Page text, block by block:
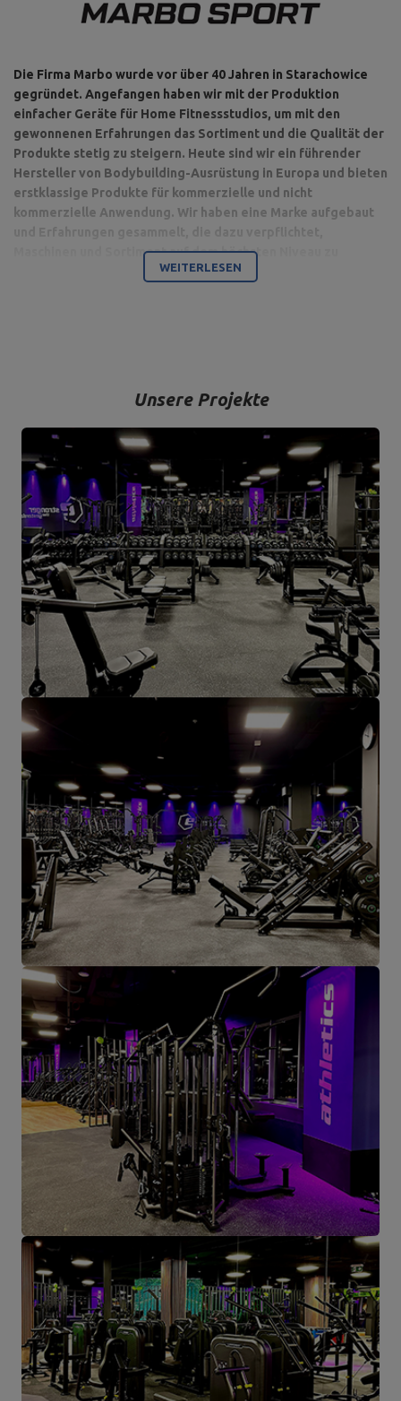
Die Firma Marbo wurde vor über 40 Jahren in Starachowice
gegründet. Angefangen haben wir mit der Produktion
einfacher Geräte für Home Fitnessstudios, um mit den
gewonnenen Erfahrungen das Sortiment und die Qualität der
Produkte stetig zu steigern. Heute sind wir ein führender
Hersteller von Bodybuilding-Ausrüstung in Europa und bieten
erstklassige Produkte für kommerzielle und nicht
kommerzielle Anwendung. Wir haben eine Marke aufgebaut
Maschinen und Sortiment auf dem höchsten Niveau zu
Starachowice in der Woiwodschaft Świętokrzyskie. Hier befinden
sich unsere Büroräume und die Produktions- und Lagerhallen. Von
hier aus werden alle Formen des Online-Verkaufs und der Kontakt
mit unseren Kunden gesteuert. Von hier aus werden auch unsere
Produkte für einzelne Empfänger und Partnergeschäfte geschickt.
Das Herz unseres Unternehmens liegt in Starachowice und das ist
die Ortschaft, wo alles anfängt.
WEITERLESEN
Unsere Projekte